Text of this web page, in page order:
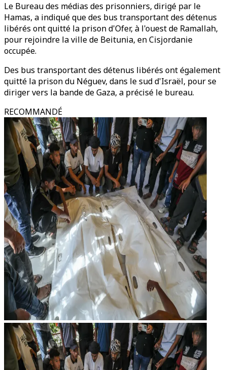
Le Bureau des médias des prisonniers, dirigé par le
Hamas, a indiqué que des bus transportant des détenus
libérés ont quitté la prison d'Ofer, à l'ouest de Ramallah,
pour rejoindre la ville de Beitunia, en Cisjordanie
occupée.
Des bus transportant des détenus libérés ont également
quitté la prison du Néguev, dans le sud d'Israël, pour se
diriger vers la bande de Gaza, a précisé le bureau.
RECOMMANDÉ